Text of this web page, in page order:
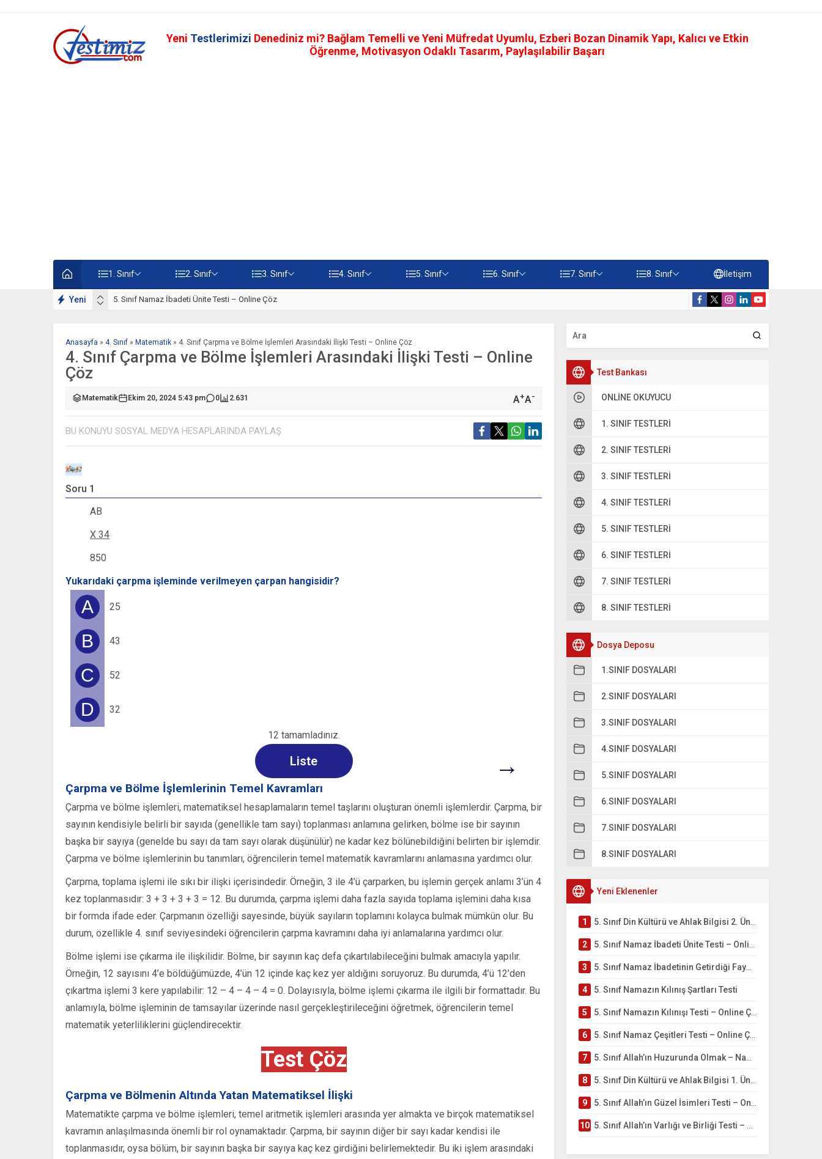
Yeni Testlerimizi Denediniz mi? Bağlam Temelli ve Yeni Müfredat Uyumlu, Ezberi Bozan Dinamik Yapı, Kalıcı ve Etkin
Öğrenme, Motivasyon Odaklı Tasarım, Paylaşılabilir Başarı
1. Sınıf 2. Sınıf 3. Sınıf 4. Sınıf 5. Sınıf 6. Sınıf 7. Sınıf 8. Sınıf İletişim
Yeni 5. Sınıf Namaz İbadeti Ünite Testi – Online Çöz
Test Bankası
ONLINE OKUYUCU
1. SINIF TESTLERI
2. SINIF TESTLERI
3. SINIF TESTLERI
4. SINIF TESTLERI
5. SINIF TESTLERI
6. SINIF TESTLERI
7. SINIF TESTLERI
8. SINIF TESTLERI
Dosya Deposu
1.SINIF DOSYALARI
2.SINIF DOSYALARI
3.SINIF DOSYALARI
4.SINIF DOSYALARI
5.SINIF DOSYALARI
6.SINIF DOSYALARI
7.SINIF DOSYALARI
8.SINIF DOSYALARI
Yeni Eklenenler
1 5. Sınıf Din Kültürü ve Ahlak Bilgisi 2. Ünite: Namaz İbadeti Çalışmaları
2 5. Sınıf Namaz İbadeti Ünite Testi – Online Çöz
3 5. Sınıf Namaz İbadetinin Getirdiği Faydalar Testi
4 5. Sınıf Namazın Kılınış Şartları Testi
5 5. Sınıf Namazın Kılınışı Testi – Online Çöz
6 5. Sınıf Namaz Çeşitleri Testi – Online Çöz
7 5. Sınıf Allah’ın Huzurunda Olmak – Namaz İbadeti Testi
8 5. Sınıf Din Kültürü ve Ahlak Bilgisi 1. Ünite: Allah İnancı Çalışmaları
9 5. Sınıf Allah’ın Güzel İsimleri Testi – Online Çöz
10 5. Sınıf Allah’ın Varlığı ve Birliği Testi – Online Çöz
Anasayfa » 4. Sınıf » Matematik » 4. Sınıf Çarpma ve Bölme İşlemleri Arasındaki İlişki Testi – Online Çöz
4. Sınıf Çarpma ve Bölme İşlemleri Arasındaki İlişki Testi – Online
Çöz
Matematik Ekim 20, 2024 5:43 pm 0 2.631 A+A-
BU KONUYU SOSYAL MEDYA HESAPLARINDA PAYLAŞ
Soru 1
AB
X 34
850
Yukarıdaki çarpma işleminde verilmeyen çarpan hangisidir?
A 25
B 43
C 52
D 32
………..
Yukarıdaki bölme işleminde verilmeyen bölünen sayı
3272
C
D
12 tamamladınız.
Liste →
Çarpma ve Bölme İşlemlerinin Temel Kavramları
Çarpma ve bölme işlemleri, matematiksel hesaplamaların temel taşlarını oluşturan önemli işlemlerdir. Çarpma, bir
sayının kendisiyle belirli bir sayıda (genellikle tam sayı) toplanması anlamına gelirken, bölme ise bir sayının
başka bir sayıya (genelde bu sayı da tam sayı olarak düşünülür) ne kadar kez bölünebildiğini belirten bir işlemdir.
Çarpma ve bölme işlemlerinin bu tanımları, öğrencilerin temel matematik kavramlarını anlamasına yardımcı olur.
Çarpma, toplama işlemi ile sıkı bir ilişki içerisindedir. Örneğin, 3 ile 4’ü çarparken, bu işlemin gerçek anlamı 3’ün 4
kez toplanmasıdır: 3 + 3 + 3 + 3 = 12. Bu durumda, çarpma işlemi daha fazla sayıda toplama işlemini daha kısa
bir formda ifade eder. Çarpmanın özelliği sayesinde, büyük sayıların toplamını kolayca bulmak mümkün olur. Bu
durum, özellikle 4. sınıf seviyesindeki öğrencilerin çarpma kavramını daha iyi anlamalarına yardımcı olur.
Bölme işlemi ise çıkarma ile ilişkilidir. Bölme, bir sayının kaç defa çıkartılabileceğini bulmak amacıyla yapılır.
Örneğin, 12 sayısını 4’e böldüğümüzde, 4’ün 12 içinde kaç kez yer aldığını soruyoruz. Bu durumda, 4’ü 12’den
çıkartma işlemi 3 kere yapılabilir: 12 – 4 – 4 – 4 = 0. Dolayısıyla, bölme işlemi çıkarma ile ilgili bir formattadır. Bu
anlamıyla, bölme işleminin de tamsayılar üzerinde nasıl gerçekleştirileceğini öğretmek, öğrencilerin temel
matematik yeterliliklerini güçlendirecektir.
Test Çöz
Çarpma ve Bölmenin Altında Yatan Matematiksel İlişki
Matematikte çarpma ve bölme işlemleri, temel aritmetik işlemleri arasında yer almakta ve birçok matematiksel
kavramın anlaşılmasında önemli bir rol oynamaktadır. Çarpma, bir sayının diğer bir sayı kadar kendisi ile
toplanmasıdır, oysa bölüm, bir sayının başka bir sayıya kaç kez girdiğini belirlemektedir. Bu iki işlem arasındaki